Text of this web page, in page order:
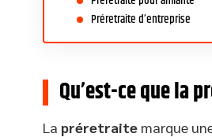
Préretraite d’entreprise
Qu’est-ce que la
La préretraite marque